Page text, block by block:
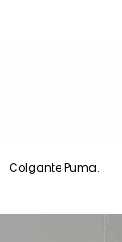
Colgante Puma.